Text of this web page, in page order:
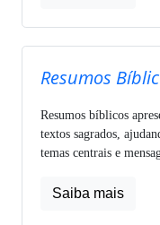
Resumos
Resumos bíblicos
textos sagrados,
temas centrais e
Saiba mais